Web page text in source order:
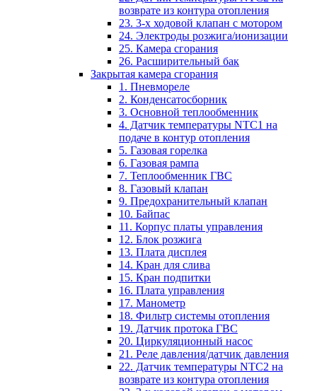
возврате из контура отопления
23. 3-х ходовой клапан с мотором
24. Электроды розжига/ионизации
25. Камера сгорания
26. Расширительный бак
Закрытая камера сгорания
1. Пневмореле
2. Конденсатосборник
3. Основной теплообменник
4. Датчик температуры NTC1 на
подаче в контур отопления
5. Газовая горелка
6. Газовая рампа
7. Теплообменник ГВС
8. Газовый клапан
9. Предохранительный клапан
10. Байпас
11. Корпус платы управления
12. Блок розжига
13. Плата дисплея
14. Кран для слива
15. Кран подпитки
16. Плата управления
17. Манометр
18. Фильтр системы отопления
19. Датчик протока ГВС
20. Циркуляционный насос
21. Реле давления/датчик давления
22. Датчик температуры NTC2 на
возврате из контура отопления